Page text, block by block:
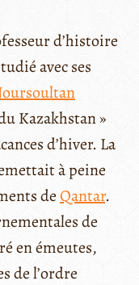
d’histoire
avec ses
Kazakhstan »
d’hiver. La
à peine
deQantar.
de
en émeutes,
de l’ordre